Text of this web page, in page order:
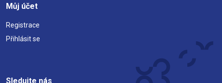
Můj účet
Registrace
Přihlásit se
Sledujte nás